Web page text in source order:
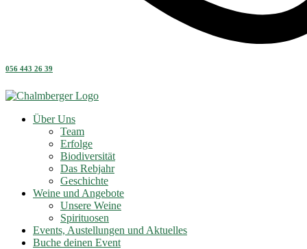
056 443 26 39
Über Uns
Team
Erfolge
Biodiversität
Das Rebjahr
Geschichte
Weine und Angebote
Unsere Weine
Spirituosen
Events, Austellungen und Aktuelles
Buche deinen Event